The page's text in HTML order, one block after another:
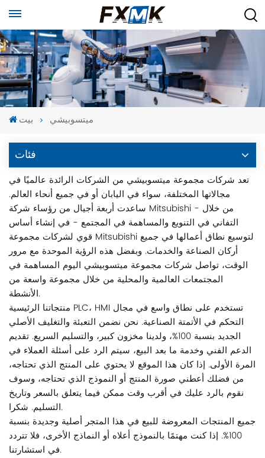
بيت ميتسوبيشي
فئات
تعد شركات مجموعة ميتسوبيشي من الشركات الرائدة عالميًا في
مجالاتها المختلفة، سواء في اليابان أو في جميع أنحاء العالم.
ساعدت أربعة أجيال من رؤساء شركة Mitsubishi - من خلال
التفاني في التنويع والمساهمة في المجتمع - في إنشاء أساس
قوي لشركات مجموعة Mitsubishi لتوسيع نطاق أعمالها في جميع
أركان الصناعة والخدمات. وبفضل هذه الرؤية الموحدة مع مرور
الوقت، تواصل شركات مجموعة ميتسوبيشي اليوم المساهمة في
المجتمعات العالمية والمحلية من خلال مجموعة واسعة من
الأنشطة.
منتجاتنا الرئيسية PLC، HMI تستخدم على نطاق واسع في مجال
التحكم في الأتمتة الصناعية. نحن نضمن التعبئة والتغليف الأصلي
الجديد بنسبة 100%، ولدينا مخزون كبير، والتسليم السريع. تقديم
الدعم الفني وخدمة ما بعد البيع، سيتم الرد على أسئلة العملاء في
المرة الأولى. إذا كان هذا الموقع لا يحتوي على المنتج الذي تحتاجه،
من فضلك أعطني صورة المنتج أو النموذج الذي تحتاجه، وسوف
نقوم بالرد عليك في أقرب وقت ممكن فيما يتعلق بالسعر وتاريخ
التسليم. شكرا.
جميع المنتجات المعروضة للبيع في هذا المتجر أصلية وجديدة بنسبة
100%. إذا كنت مهتمًا بالنموذج أعلاه أو النماذج الأخرى، فلا تتردد
في استشارتنا.